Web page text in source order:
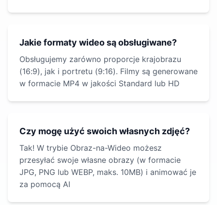
Jakie formaty wideo są obsługiwane?
Obsługujemy zarówno proporcje krajobrazu
(16:9), jak i portretu (9:16). Filmy są generowane
w formacie MP4 w jakości Standard lub HD
Czy mogę użyć swoich własnych zdjęć?
Tak! W trybie Obraz-na-Wideo możesz
przesyłać swoje własne obrazy (w formacie
JPG, PNG lub WEBP, maks. 10MB) i animować je
za pomocą AI